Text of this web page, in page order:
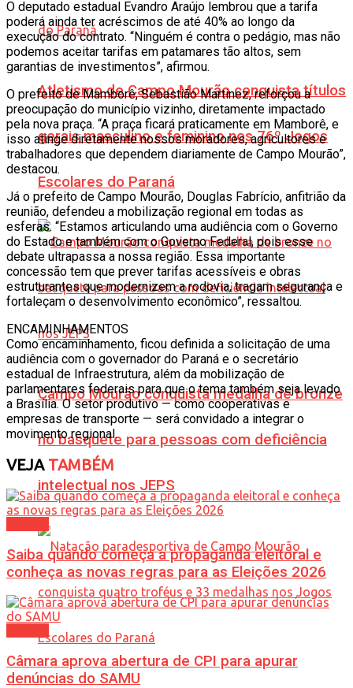
Atletismo de Campo Mourão conquista títulos
gerais masculino e feminino nos 76º Jogos
Escolares do Paraná
Campo Mourão conquista medalha de bronze
no basquete para pessoas com deficiência
intelectual nos JEPS
O deputado estadual Evandro Araújo lembrou que a tarifa
poderá ainda ter acréscimos de até 40% ao longo da
execução do contrato. “Ninguém é contra o pedágio, mas não
podemos aceitar tarifas em patamares tão altos, sem
garantias de investimentos”, afirmou.
O prefeito de Mamborê, Sebastião Martinez, reforçou a
preocupação do município vizinho, diretamente impactado
pela nova praça. “A praça ficará praticamente em Mamborê, e
isso atinge diretamente nossos moradores, agricultores e
trabalhadores que dependem diariamente de Campo Mourão”,
destacou.
Já o prefeito de Campo Mourão, Douglas Fabrício, anfitrião da
reunião, defendeu a mobilização regional em todas as
esferas. “Estamos articulando uma audiência com o Governo
do Estado e também com o Governo Federal, pois esse
debate ultrapassa a nossa região. Essa importante
concessão tem que prever tarifas acessíveis e obras
estruturantes que modernizem a rodovia, tragam segurança e
fortaleçam o desenvolvimento econômico”, ressaltou.
ENCAMINHAMENTOS
Como encaminhamento, ficou definida a solicitação de uma
audiência com o governador do Paraná e o secretário
estadual de Infraestrutura, além da mobilização de
parlamentares federais para que o tema também seja levado
a Brasília. O setor produtivo — como cooperativas e
empresas de transporte — será convidado a integrar o
movimento regional.
VEJATAMBÉM
Saiba quando começa a propaganda eleitoral e
conheça as novas regras para as Eleições 2026
Câmara aprova abertura de CPI para apurar
denúncias do SAMU